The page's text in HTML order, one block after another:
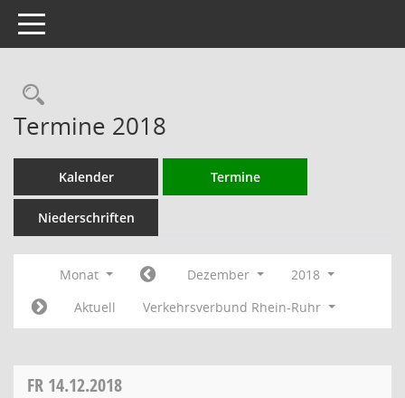
Toggle navigation
Rechercheauswahl
Termine 2018
Kalender Termine
Niederschriften
Monat Dezember
2018
Aktuell
Verkehrsverbund Rhein-Ruhr
FR 14.12.2018